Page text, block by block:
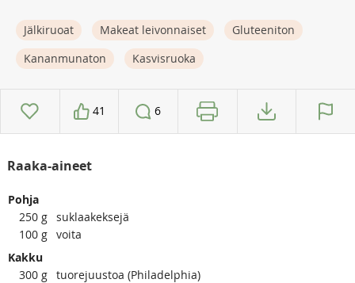
Jälkiruoat Makeat leivonnaiset
Gluteeniton
Kananmunaton
Kasvisruoka
41 6
Raaka-aineet
Pohja
250 g suklaakeksejä
100 g voita
Kakku
300 g tuorejuustoa (Philadelphia)